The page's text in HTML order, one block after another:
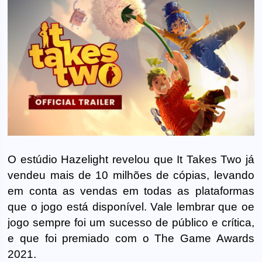
O estúdio Hazelight revelou que It Takes Two já
vendeu mais de 10 milhões de cópias, levando
em conta as vendas em todas as plataformas
que o jogo está disponível. Vale lembrar que oe
jogo sempre foi um sucesso de público e crítica,
e que foi premiado com o The Game Awards
2021.